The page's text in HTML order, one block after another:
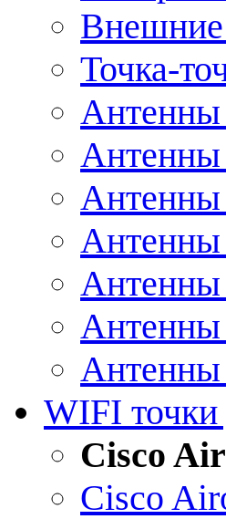
Точка-
WIFI точки
Cisco
Cisco